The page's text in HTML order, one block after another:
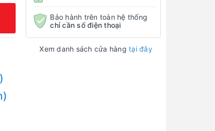
Bảo hành trên toàn hệ thống
chỉ cần số điện thoại
Xem danh sách cửa hàngtại đây